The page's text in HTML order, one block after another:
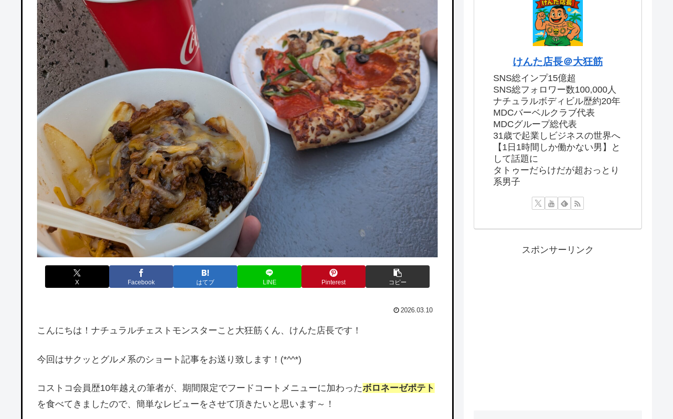
X Facebook はてブ LINE Pinterest コピー
2026.03.10
こんにちは！ナチュラルチェストモンスターこと大狂筋くん、けんた店長です！
今回はサクッとグルメ系のショート記事をお送り致します！(*^^*)
コストコ会員歴10年越えの筆者が、期間限定でフードコートメニューに加わったボロネーゼポテト
を食べてきましたので、簡単なレビューをさせて頂きたいと思います～！
けんた店長＠大狂筋
SNS総インプ15億超
SNS総フォロワー数100,000人
ナチュラルボディビル歴約20年
MDCバーベルクラブ代表
MDCグループ総代表
31歳で起業しビジネスの世界へ
【1日1時間しか働かない男】と
して話題に
タトゥーだらけだが超おっとり
系男子
スポンサーリンク